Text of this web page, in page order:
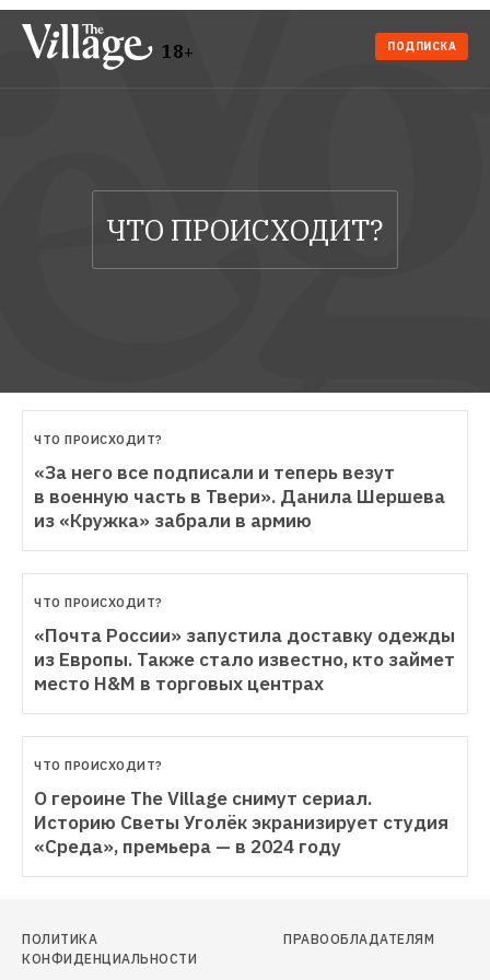
18+ ПОДПИСКА
ЧТО ПРОИСХОДИТ?
«За него все подписали и теперь везут
в военную часть в Твери». Данила Шершева
из «Кружка» забрали в армию
ЧТО ПРОИСХОДИТ?
«Почта России» запустила доставку одежды
из Европы. Также стало известно, кто займет
место H&M в торговых центрах
ЧТО ПРОИСХОДИТ?
О героине The Village снимут сериал.
Историю Светы Уголёк экранизирует студия
«Среда», премьера — в 2024 году
ПОЛИТИКА
КОНФИДЕНЦИАЛЬНОСТИ
ПРАВООБЛАДАТЕЛЯМ